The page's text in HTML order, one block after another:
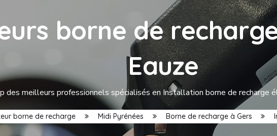
borne de
Eauze
des meilleurs professionnels spécialisés en Installation borne de recharge
borne de recharge Midi Pyrénées Borne de recharge à Gers